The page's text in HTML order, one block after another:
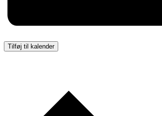
Tilføj til kalender